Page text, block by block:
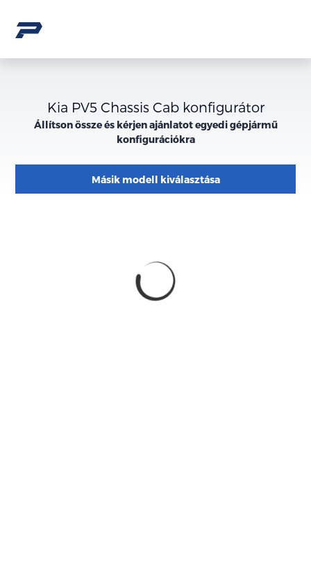
Kia PV5 Chassis Cab konfigurátor
Állítson össze és kérjen ajánlatot egyedi gépjármű
konfigurációkra
Másik modell kiválasztása
megjelenése